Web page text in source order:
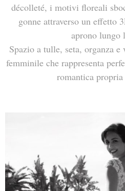
décolleté, i motivi floreali
gonne attraverso un effetto
aprono lungo
Spazio a tulle, seta, organza
femminile che rappresenta
romantica